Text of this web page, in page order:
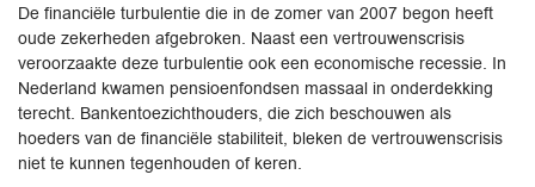
De financiële turbulentie die in de zomer van 2007 begon heeft
oude zekerheden afgebroken. Naast een vertrouwenscrisis
veroorzaakte deze turbulentie ook een economische recessie. In
Nederland kwamen pensioenfondsen massaal in onderdekking
terecht. Bankentoezichthouders, die zich beschouwen als
hoeders van de financiële stabiliteit, bleken de vertrouwenscrisis
niet te kunnen tegenhouden of keren.